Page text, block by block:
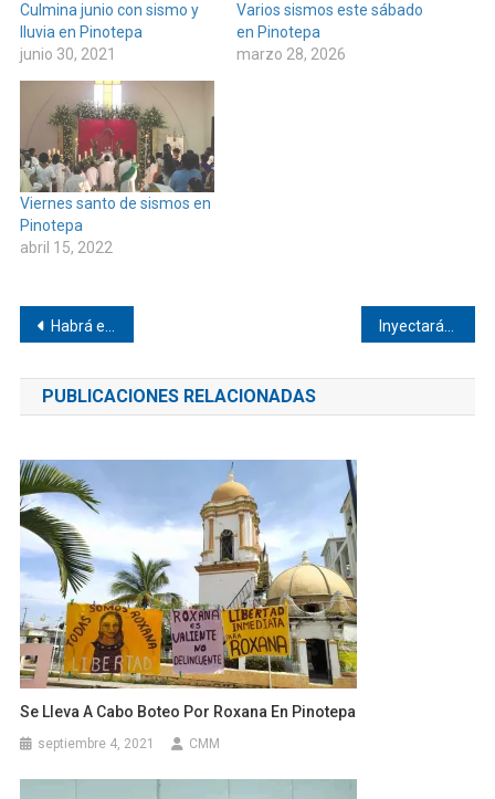
Culmina junio con sismo y
lluvia en Pinotepa
junio 30, 2021
Varios sismos este sábado
en Pinotepa
marzo 28, 2026
Viernes santo de sismos en
Pinotepa
abril 15, 2022
Navegación
de
entradas
Habrá escolleras en Corralero
PUBLICACIONES RELACIONADAS
Se Lleva A Cabo Boteo Por Roxana En Pinotepa
septiembre 4, 2021 CMM